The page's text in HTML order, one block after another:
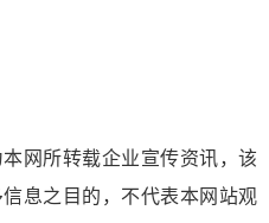
网所转载企业宣传资讯，该
息之目的，不代表本网站观